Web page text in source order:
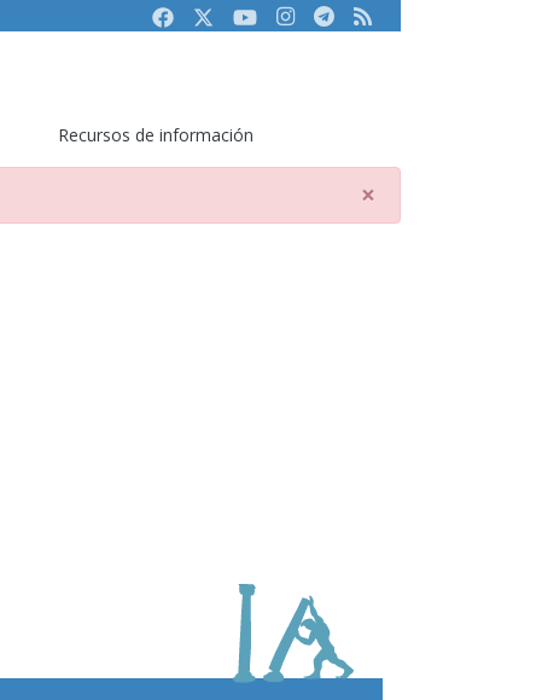
FacebookTwitterYoutubeInstagram
Telegram
RSS
Recursos de información
×